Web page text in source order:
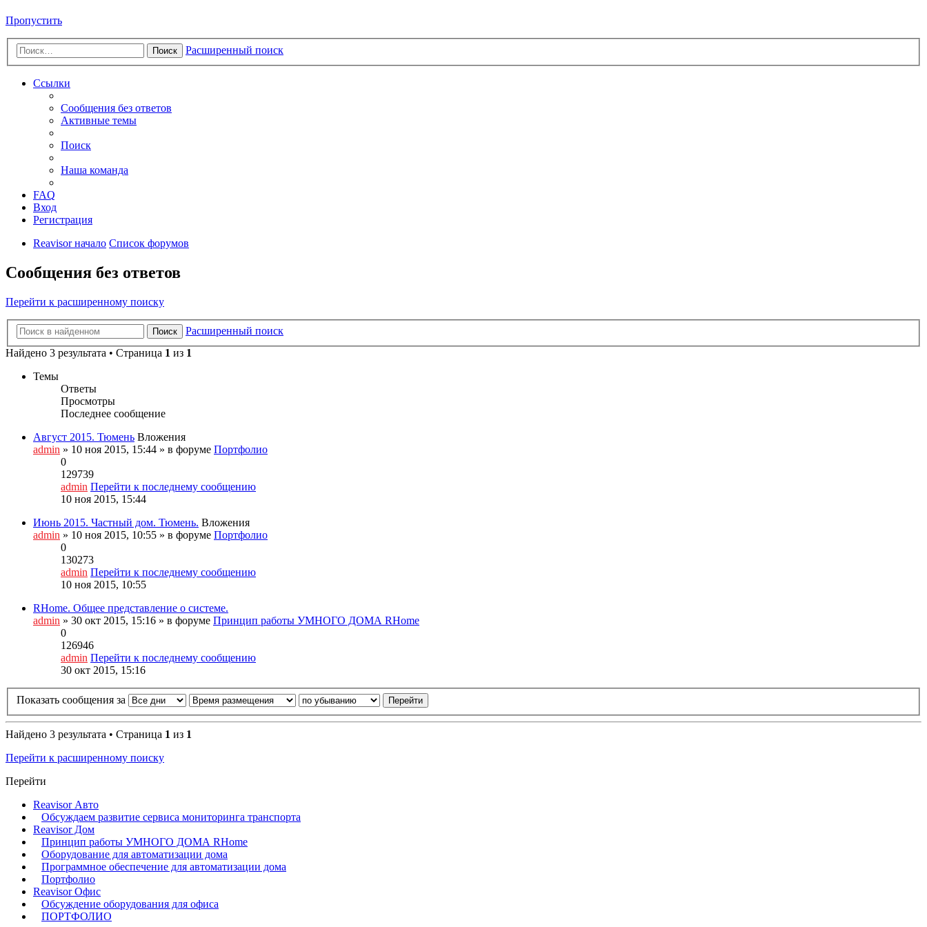
Пропустить
Поиск Расширенный поиск
Ссылки
Сообщения без ответов
Активные темы
Поиск
Наша команда
FAQ
Вход
Регистрация
Reavisor начало Список форумов
Сообщения без ответов
Перейти к расширенному поиску
Поиск
Расширенный поиск
Найдено 3 результата • Страница 1 из 1
Темы
Ответы
Просмотры
Последнее сообщение
Август 2015. Тюмень Вложения
admin » 10 ноя 2015, 15:44 » в форуме Портфолио
0
129739
admin Перейти к последнему сообщению
10 ноя 2015, 15:44
Июнь 2015. Частный дом. Тюмень. Вложения
admin » 10 ноя 2015, 10:55 » в форуме Портфолио
0
130273
admin Перейти к последнему сообщению
10 ноя 2015, 10:55
RHome. Общее представление о системе.
admin » 30 окт 2015, 15:16 » в форуме Принцип работы УМНОГО ДОМА RHome
0
126946
admin Перейти к последнему сообщению
30 окт 2015, 15:16
Показать сообщения за
Найдено 3 результата • Страница 1 из 1
Перейти к расширенному поиску
Перейти
Reavisor Авто
Обсуждаем развитие сервиса мониторинга транспорта
Reavisor Дом
Принцип работы УМНОГО ДОМА RHome
Оборудование для автоматизации дома
Программное обеспечение для автоматизации дома
Портфолио
Reavisor Офис
Обсуждение оборудования для офиса
ПОРТФОЛИО